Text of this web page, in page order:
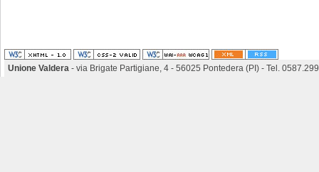
Unione Valdera - via Brigate Partigiane, 4 - 56025 Pontedera (PI) - Tel.